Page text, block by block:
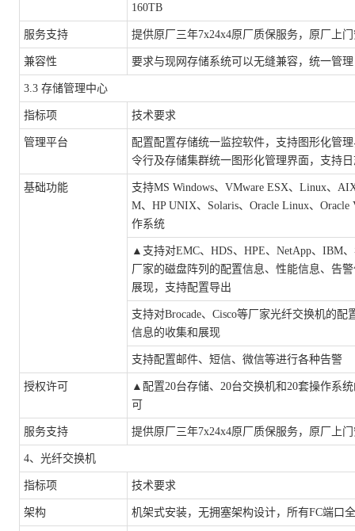
160TB
服务支持 提供原厂三年7x24x4原厂质保服务，原厂上
兼容性 要求与现网存储系统可以无缝兼容，统一管理
3.3 存储管理中心
指标项 技术要求
管理平台
配置配置存储统一监控软件，支持图形化管
令行及存储集群统一图形化管理界面，支持
基础功能 支持MS Windows、VMware ESX、Linux、
M、HP UNIX、Solaris、Oracle Linux、
作系统
▲ 支持对EMC、HDS、HPE、NetApp、IBM
厂家的磁盘阵列的配置信息、性能信息、告
展现，支持配置导出
支持对Brocade、Cisco等厂家光纤交换机的配
信息的收集和展现
支持配置邮件、短信、微信等进行各种告警
授权许可 ▲ 配置20台存储、20台交换机和20套操作系
可
服务支持 提供原厂三年7x24x4原厂质保服务，原厂上
4、光纤交换机
指标项 技术要求
架构 机架式安装，无拥塞架构设计，所有FC端口